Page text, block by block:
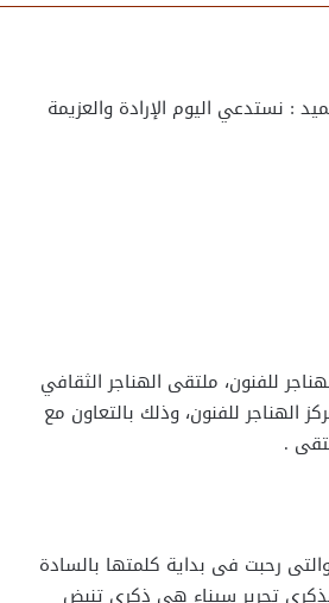
: نستدعي اليوم الإرادة والعزيمة
للفنون، ملتقى الهناجر الثقافي
الهناجر للفنون، وذلك بالتعاون مع
.
رحبت فى بداية كلمتها بالسادة
تحرير سيناء هى ذكرى تنبض